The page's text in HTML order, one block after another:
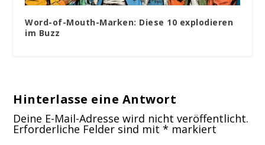
Word-of-Mouth-Marken: Diese 10 explodieren
im Buzz
Hinterlasse eine Antwort
Deine E-Mail-Adresse wird nicht veröffentlicht.
Erforderliche Felder sind mit* markiert